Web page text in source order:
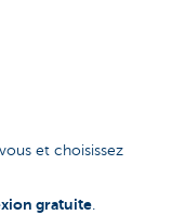
et choisissez
gratuite.